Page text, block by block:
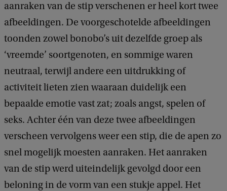
aanraken van de stip verschenen er heel kort twee
afbeeldingen. De voorgeschotelde afbeeldingen
toonden zowel bonobo’s uit dezelfde groep als
‘vreemde’ soortgenoten, en sommige waren
neutraal, terwijl andere een uitdrukking of
activiteit lieten zien waaraan duidelijk een
bepaalde emotie vast zat; zoals angst, spelen of
seks. Achter één van deze twee afbeeldingen
verscheen vervolgens weer een stip, die de apen zo
snel mogelijk moesten aanraken. Het aanraken
van de stip werd uiteindelijk gevolgd door een
beloning in de vorm van een stukje appel. Het